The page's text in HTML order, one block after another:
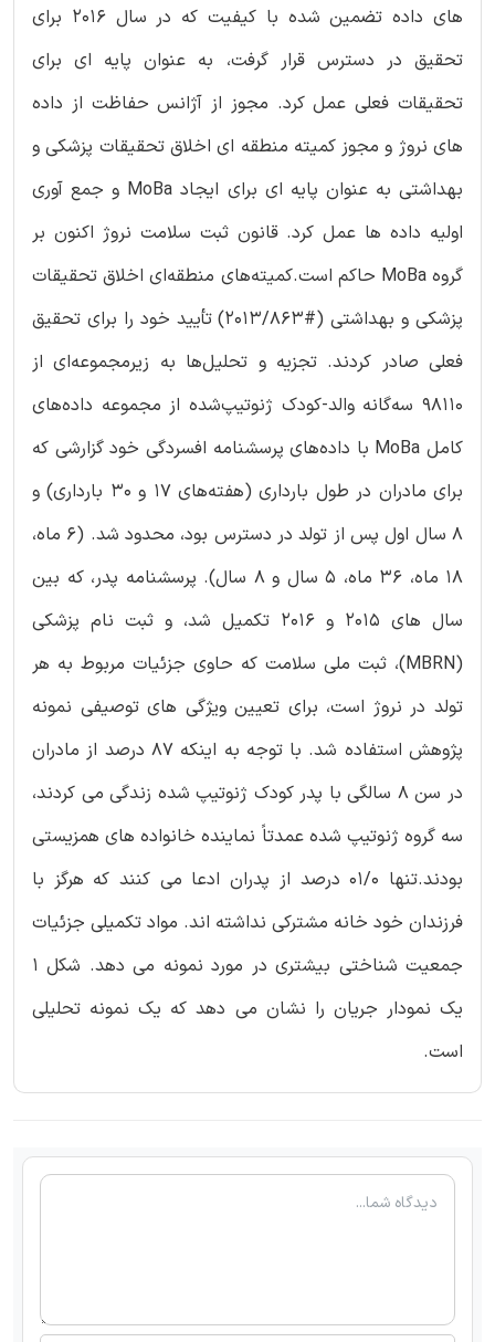
های داده تضمین شده با کیفیت که در سال 2016 برای
تحقیق در دسترس قرار گرفت، به عنوان پایه ای برای
تحقیقات فعلی عمل کرد. مجوز از آژانس حفاظت از داده
های نروژ و مجوز کمیته منطقه ای اخلاق تحقیقات پزشکی و
بهداشتی به عنوان پایه ای برای ایجاد MoBa و جمع آوری
اولیه داده ها عمل کرد. قانون ثبت سلامت نروژ اکنون بر
گروه MoBa حاکم است.کمیته‌های منطقه‌ای اخلاق تحقیقات
پزشکی و بهداشتی (#2013/863) تأیید خود را برای تحقیق
فعلی صادر کردند. تجزیه و تحلیل‌ها به زیرمجموعه‌ای از
98110 سه‌گانه والد-کودک ژنوتیپ‌شده از مجموعه داده‌های
کامل MoBa با داده‌های پرسشنامه افسردگی خود گزارشی که
برای مادران در طول بارداری (هفته‌های 17 و 30 بارداری) و
8 سال اول پس از تولد در دسترس بود، محدود شد. (6 ماه،
18 ماه، 36 ماه، 5 سال و 8 سال). پرسشنامه پدر، که بین
سال های 2015 و 2016 تکمیل شد، و ثبت نام پزشکی
(MBRN)، ثبت ملی سلامت که حاوی جزئیات مربوط به هر
تولد در نروژ است، برای تعیین ویژگی های توصیفی نمونه
پژوهش استفاده شد. با توجه به اینکه 87 درصد از مادران
در سن 8 سالگی با پدر کودک ژنوتیپ شده زندگی می کردند،
سه گروه ژنوتیپ شده عمدتاً نماینده خانواده های همزیستی
بودند.تنها 01/0 درصد از پدران ادعا می کنند که هرگز با
فرزندان خود خانه مشترکی نداشته اند. مواد تکمیلی جزئیات
جمعیت شناختی بیشتری در مورد نمونه می دهد. شکل 1
یک نمودار جریان را نشان می دهد که یک نمونه تحلیلی
است.